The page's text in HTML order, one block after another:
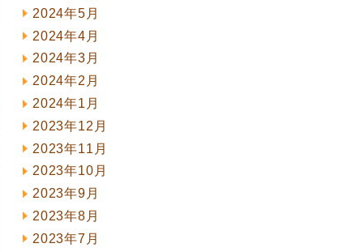
2024年5月
2024年4月
2024年3月
2024年2月
2024年1月
2023年12月
2023年11月
2023年10月
2023年9月
2023年8月
2023年7月